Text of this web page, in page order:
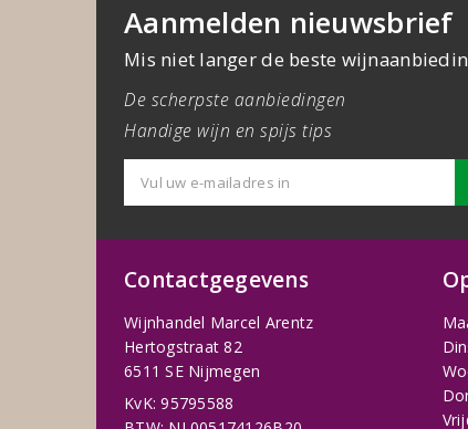
Aanmelden nieuwsbrief
Mis niet langer de beste
De scherpste aanbiedingen
Handige wijn en spijs tips
Contactgegevens
Wijnhandel Marcel Arentz
Hertogstraat 82
6511 SE Nijmegen
KvK: 95795588